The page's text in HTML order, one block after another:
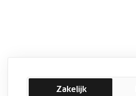
Zakelijk